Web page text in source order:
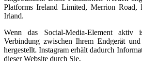
Platforms Ireland Limited, Merrion
Irland.
Wenn das Social-Media-Element
Verbindung zwischen Ihrem Endgerät
hergestellt. Instagram erhält dadurch
dieser Website durch Sie.